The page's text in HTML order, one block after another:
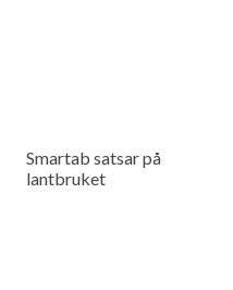
Smartab satsar på
lantbruket